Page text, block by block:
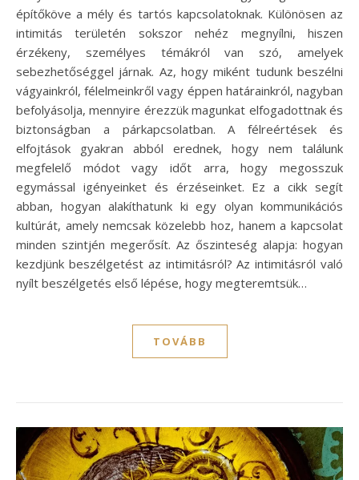
építőköve a mély és tartós kapcsolatoknak. Különösen az
intimitás területén sokszor nehéz megnyílni, hiszen
érzékeny, személyes témákról van szó, amelyek
sebezhetőséggel járnak. Az, hogy miként tudunk beszélni
vágyainkról, félelmeinkről vagy éppen határainkról, nagyban
befolyásolja, mennyire érezzük magunkat elfogadottnak és
biztonságban a párkapcsolatban. A félreértések és
elfojtások gyakran abból erednek, hogy nem találunk
megfelelő módot vagy időt arra, hogy megosszuk
egymással igényeinket és érzéseinket. Ez a cikk segít
abban, hogyan alakíthatunk ki egy olyan kommunikációs
kultúrát, amely nemcsak közelebb hoz, hanem a kapcsolat
minden szintjén megerősít. Az őszinteség alapja: hogyan
kezdjünk beszélgetést az intimitásról? Az intimitásról való
nyílt beszélgetés első lépése, hogy megteremtsük…
TOVÁBB